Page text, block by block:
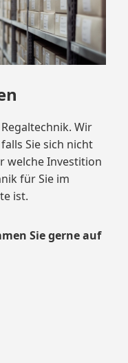
Wir
Sie sich nicht
welche Investition
für Sie im
ist.
Sie gerne auf